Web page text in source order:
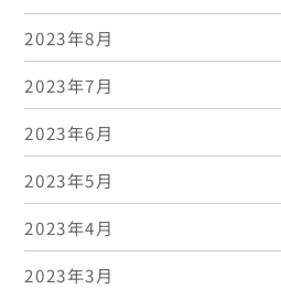
2023年8月
2023年7月
2023年6月
2023年5月
2023年4月
2023年3月